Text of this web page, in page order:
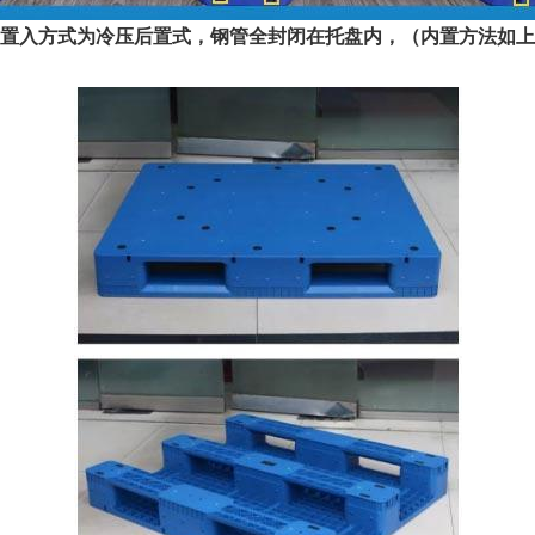
入方式为冷压后置式，钢管全封闭在托盘内，（内置方法如